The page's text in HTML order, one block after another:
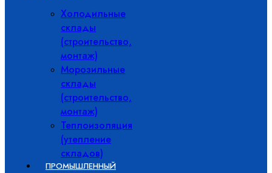
Холодильные
склады
(строительство,
монтаж)
Морозильные
склады
(строительство,
монтаж)
Теплоизоляция
(утепление
складов)
ПРОМЫШЛЕННЫЙ